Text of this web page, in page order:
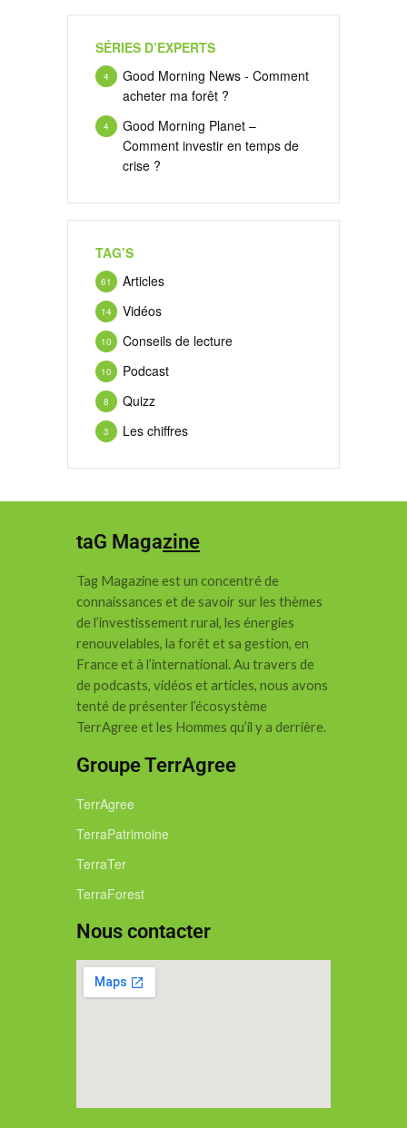
SÉRIES D’EXPERTS
Good Morning News - Comment
acheter ma forêt ?
4
Good Morning Planet –
Comment investir en temps de
crise ?
4
TAG’S
Articles
61
Vidéos
14
Conseils de lecture
10
Podcast
10
Quizz
8
Les chiffres
3
taG Magazine
Tag Magazine est un concentré de
connaissances et de savoir sur les thèmes
de l’investissement rural, les énergies
renouvelables, la forêt et sa gestion, en
France et à l’international.Au travers de
de podcasts, vidéos et articles, nous avons
tenté de présenter l’écosystème
TerrAgree et les Hommes qu’il y a derrière.
Groupe TerrAgree
TerrAgree
TerraPatrimoine
TerraTer
TerraForest
Nous contacter